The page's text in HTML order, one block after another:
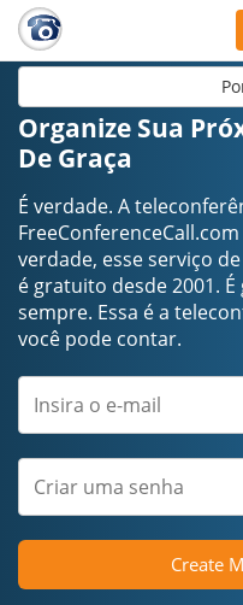
Organize Sua
De Graça
É verdade. A
verdade, esse serviço
é gratuito desde 2001.
sempre. Essa é a
você pode contar.
Create